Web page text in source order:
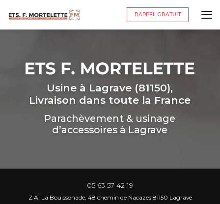
principal
RAPPEL GRATUIT
Usine à Lagrave (81150),
Livraison dans toute la France
Parachèvement & usinage
d’accessoires à Lagrave
05 63 57 42 19
Z.A. La Bouissonade, 48 chemin de Nacazes 81150 Lagrave